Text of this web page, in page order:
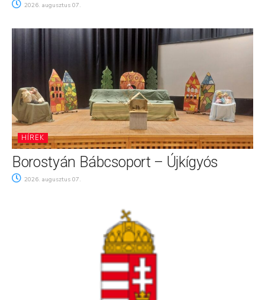
2026. augusztus 07.
HÍREK
Borostyán Bábcsoport – Újkígyós
2026. augusztus 07.